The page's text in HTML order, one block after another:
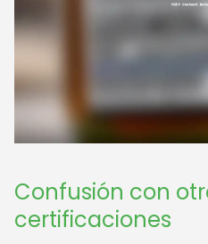
Confusión con
certificaciones